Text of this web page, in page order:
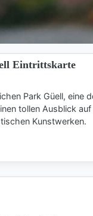
Eintrittskarte
Park Güell, eine
tollen Ausblick
Kunstwerken.